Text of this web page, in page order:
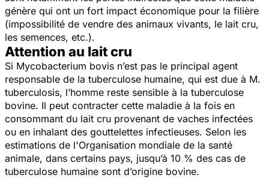
génère qui ont un fort impact économique pour la filière
(impossibilité de vendre des animaux vivants, le lait cru,
les semences, etc.).
Attention au lait cru
Si Mycobacterium bovis n’est pas le principal agent
responsable de la tuberculose humaine, qui est due à M.
tuberculosis, l’homme reste sensible à la tuberculose
bovine. Il peut contracter cette maladie à la fois en
consommant du lait cru provenant de vaches infectées
ou en inhalant des gouttelettes infectieuses. Selon les
estimations de l'Organisation mondiale de la santé
animale, dans certains pays, jusqu’à 10 % des cas de
tuberculose humaine sont d’origine bovine.